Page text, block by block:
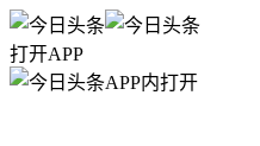
打开APP
APP内打开